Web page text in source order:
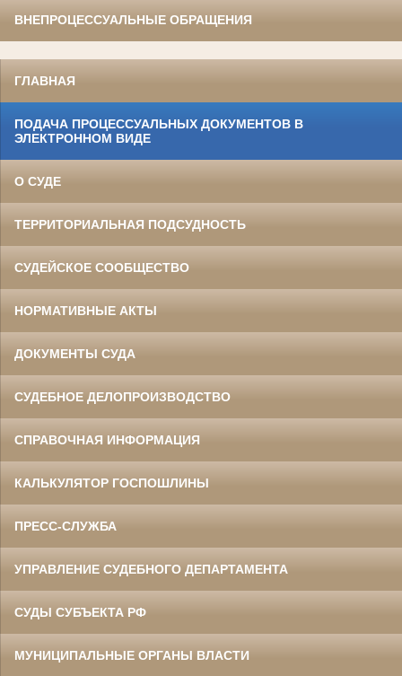
ВНЕПРОЦЕССУАЛЬНЫЕ ОБРАЩЕНИЯ
ГЛАВНАЯ
ПОДАЧА ПРОЦЕССУАЛЬНЫХ ДОКУМЕНТОВ В
ЭЛЕКТРОННОМ ВИДЕ
О СУДЕ
ТЕРРИТОРИАЛЬНАЯ ПОДСУДНОСТЬ
СУДЕЙСКОЕ СООБЩЕСТВО
НОРМАТИВНЫЕ АКТЫ
ДОКУМЕНТЫ СУДА
СУДЕБНОЕ ДЕЛОПРОИЗВОДСТВО
СПРАВОЧНАЯ ИНФОРМАЦИЯ
КАЛЬКУЛЯТОР ГОСПОШЛИНЫ
ПРЕСС-СЛУЖБА
УПРАВЛЕНИЕ СУДЕБНОГО ДЕПАРТАМЕНТА
СУДЫ СУБЪЕКТА РФ
МУНИЦИПАЛЬНЫЕ ОРГАНЫ ВЛАСТИ